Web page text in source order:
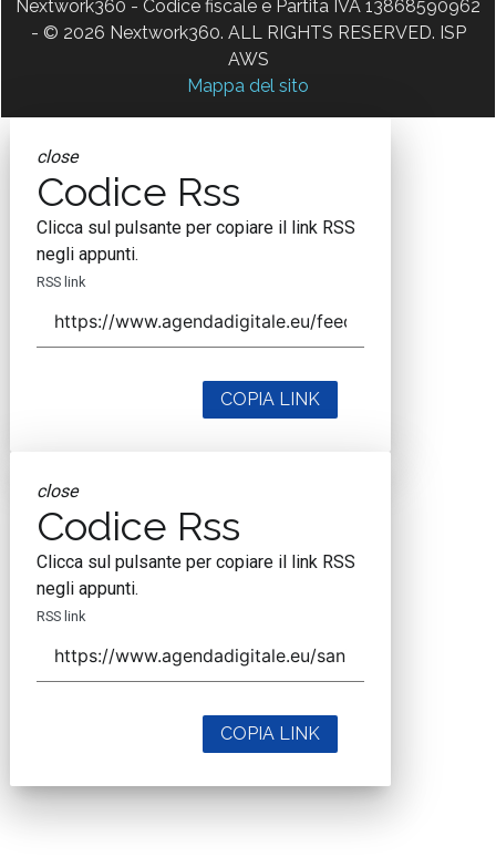
Nextwork360 - Codice fiscale e Partita IVA 13868590962
- © 2026 Nextwork360. ALL RIGHTS RESERVED. ISP
AWS
Mappa del sito
close
Codice Rss
Clicca sul pulsante per copiare il link RSS
negli appunti.
RSS link
COPIA LINK
close
Codice Rss
Clicca sul pulsante per copiare il link RSS
negli appunti.
RSS link
COPIA LINK